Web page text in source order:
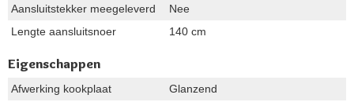
Aansluitstekker meegeleverd
Nee
Lengte aansluitsnoer
140 cm
Eigenschappen
Afwerking kookplaat
Glanzend